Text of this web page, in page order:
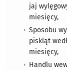
jaj
miesięcy,
Sposobu
piskląt
miesięcy,
Handlu